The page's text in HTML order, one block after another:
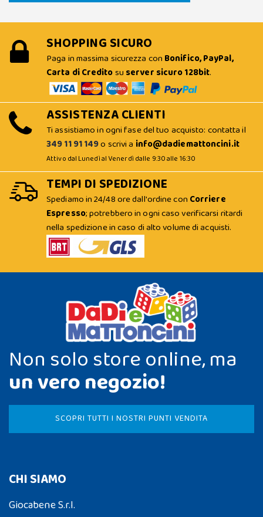
SHOPPING SICURO
Paga in massima sicurezza con Bonifico, PayPal,
Carta di Creditosu server sicuro 128bit.
ASSISTENZA CLIENTI
Ti assistiamo in ogni fase del tuo acquisto: contatta il
349 11 91 149o scrivi a info@dadiemattoncini.it
Attivo dal Lunedì al Venerdì dalle 9:30 alle 16:30
TEMPI DI SPEDIZIONE
Spediamo in 24/48 ore dall'ordine con Corriere
Espresso; potrebbero in ogni caso verificarsi ritardi
nella spedizione in caso di alto volume di acquisti.
Non solo store online, ma
un vero negozio!
SCOPRI TUTTI I NOSTRI PUNTI VENDITA
CHI SIAMO
Giocabene S.r.l.